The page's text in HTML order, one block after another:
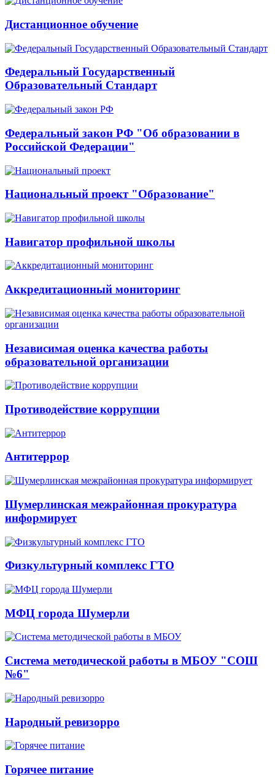
Дистанционное обучение
Федеральный Государственный
Образовательный Стандарт
Федеральный закон РФ "Об образовании в
Российской Федерации"
Национальный проект "Образование"
Навигатор профильной школы
Аккредитационный мониторинг
Независимая оценка качества работы
образовательной организации
Противодействие коррупции
Антитеррор
Шумерлинская межрайонная прокуратура
информирует
Физкультурный комплекс ГТО
МФЦ города Шумерли
Система методической работы в МБОУ "СОШ
№6"
Народный ревизорро
Горячее питание